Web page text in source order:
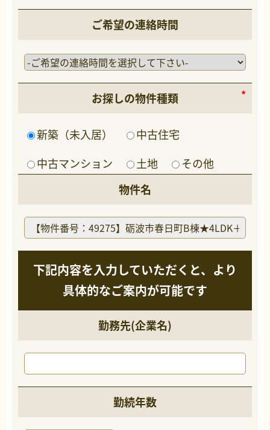
ご希望の連絡時間
お探しの物件種類
新築（未入居）
中古住宅
中古マンション
土地
その他
物件名
下記内容を入力していただくと、より
具体的なご案内が可能です
勤務先(企業名)
勤続年数